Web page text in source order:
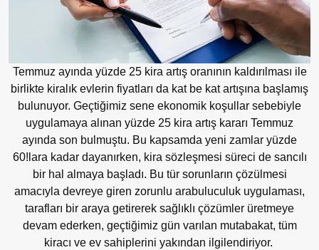
Temmuz ayında yüzde 25 kira artış oranının kaldırılması ile
birlikte kiralık evlerin fiyatları da kat be kat artışına başlamış
bulunuyor. Geçtiğimiz sene ekonomik koşullar sebebiyle
uygulamaya alınan yüzde 25 kira artış kararı Temmuz
ayında son bulmuştu. Bu kapsamda yeni zamlar yüzde
60!lara kadar dayanırken, kira sözleşmesi süreci de sancılı
bir hal almaya başladı. Bu tür sorunların çözülmesi
amacıyla devreye giren zorunlu arabuluculuk uygulaması,
tarafları bir araya getirerek sağlıklı çözümler üretmeye
devam ederken, geçtiğimiz gün varılan mutabakat, tüm
kiracı ve ev sahiplerini yakından ilgilendiriyor.